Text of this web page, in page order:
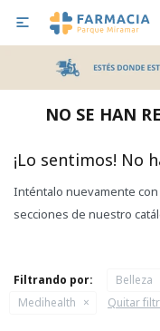

NO SE HAN
¡Lo sentimos! No
Inténtalo nuevamente
secciones de nuestro
Filtrando por: Belleza
Medihealth
Quitar
Bebes y Maternidad
Pañales y Toallitas
Lactancia y
Higiene y